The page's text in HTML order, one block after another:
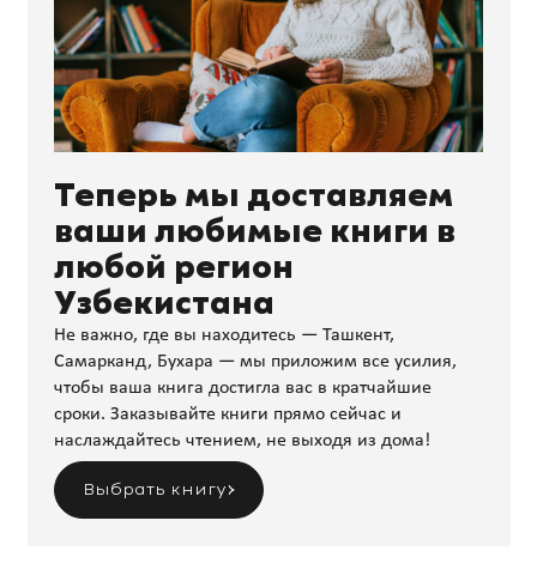
Теперь мы доставляем
ваши любимые книги в
любой регион
Узбекистана
Не важно, где вы находитесь — Ташкент,
Самарканд, Бухара — мы приложим все усилия,
чтобы ваша книга достигла вас в кратчайшие
сроки. Заказывайте книги прямо сейчас и
наслаждайтесь чтением, не выходя из дома!
Выбрать книгу